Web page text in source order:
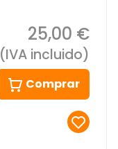
25,00 €
(IVA incluido)
Comprar